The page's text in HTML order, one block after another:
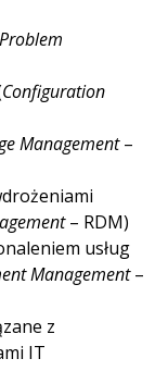
Problem
Configuration
Management–
– RDM)
usług
Management–
z
IT